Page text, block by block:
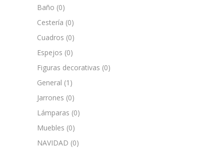
Baño (0)
Cestería (0)
Cuadros (0)
Espejos (0)
Figuras decorativas (0)
General (1)
Jarrones (0)
Lámparas (0)
Muebles (0)
NAVIDAD (0)